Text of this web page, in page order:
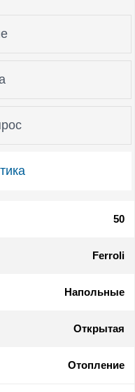
50
Ferroli
Напольные
Открытая
Отопление